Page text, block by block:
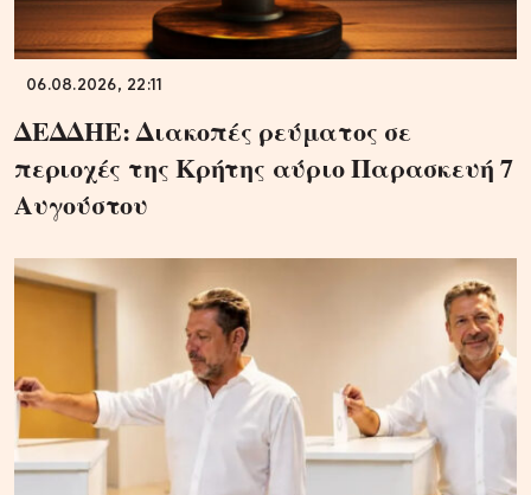
06.08.2026, 22:11
ΔΕΔΔΗΕ: Διακοπές ρεύματος σε
περιοχές της Κρήτης αύριο Παρασκευή 7
Αυγούστου